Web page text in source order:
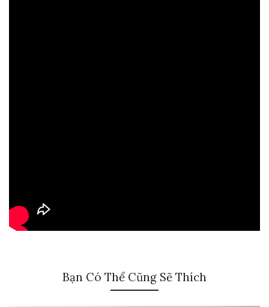
Bạn Có Thể Cũng Sẽ Thích